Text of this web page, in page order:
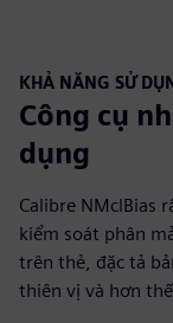
KHẢ NĂNG SỬ
Công cụ
dụng
Calibre NMclBias
kiểm soát phân
trên thẻ, đặc tả
thiên vị và hơn